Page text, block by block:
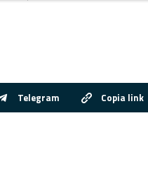
Telegram Copia link